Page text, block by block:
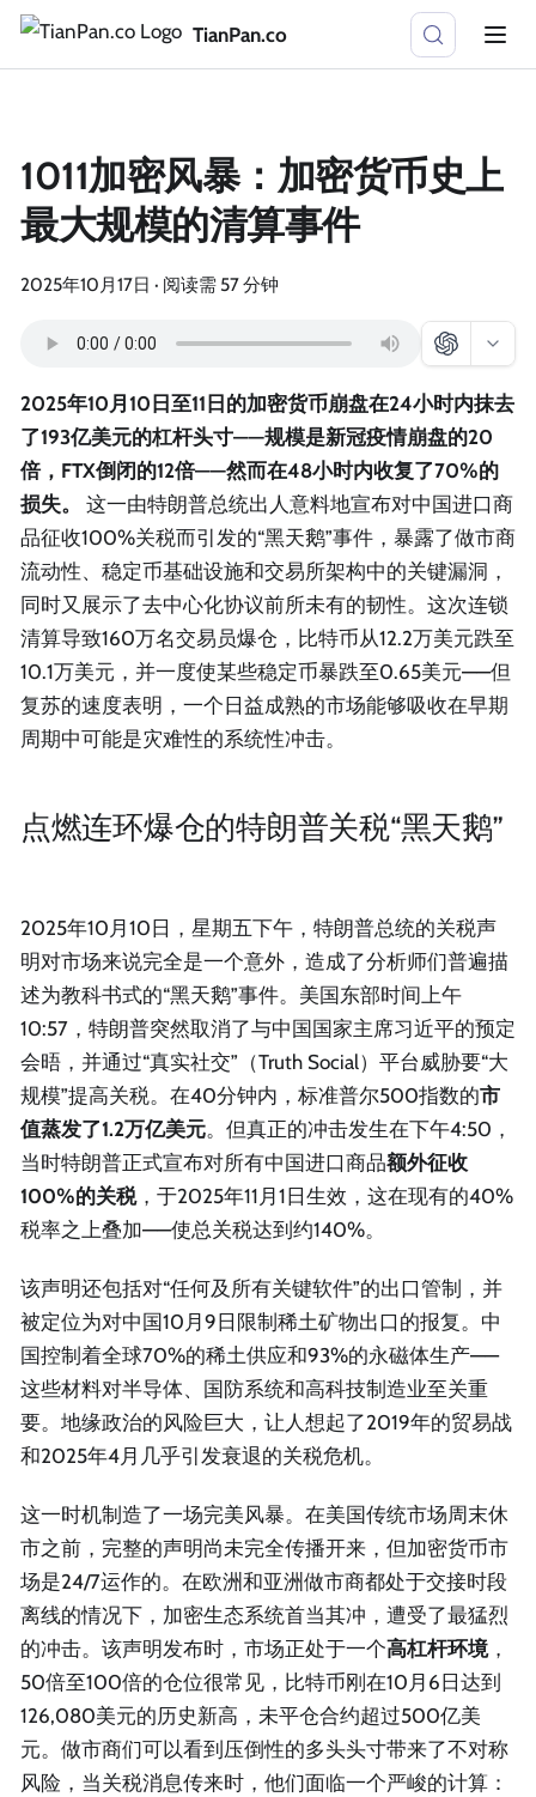
TianPan.co
1011加密风暴：加密货币史上
最大规模的清算事件
2025年10月17日 · 阅读需 57 分钟
2025年10月10日至11日的加密货币崩盘在24小时内抹去
了193亿美元的杠杆头寸——规模是新冠疫情崩盘的20
倍，FTX倒闭的12倍——然而在48小时内收复了70%的
损失。
这一由特朗普总统出人意料地宣布对中国进口商
品征收100%关税而引发的“黑天鹅”事件，暴露了做市商
流动性、稳定币基础设施和交易所架构中的关键漏洞，
同时又展示了去中心化协议前所未有的韧性。这次连锁
清算导致160万名交易员爆仓，比特币从12.2万美元跌至
10.1万美元，并一度使某些稳定币暴跌至0.65美元——但
复苏的速度表明，一个日益成熟的市场能够吸收在早期
周期中可能是灾难性的系统性冲击。
点燃连环爆仓的特朗普关税“黑天鹅”
2025年10月10日，星期五下午，特朗普总统的关税声
明对市场来说完全是一个意外，造成了分析师们普遍描
述为教科书式的“黑天鹅”事件。美国东部时间上午
10:57，特朗普突然取消了与中国国家主席习近平的预定
会晤，并通过“真实社交”（Truth Social）平台威胁要“大
规模”提高关税。在40分钟内，标准普尔500指数的市
值蒸发了1.2万亿美元。但真正的冲击发生在下午4:50，
当时特朗普正式宣布对所有中国进口商品额外征收
100%的关税，于2025年11月1日生效，这在现有的40%
税率之上叠加——使总关税达到约140%。
该声明还包括对“任何及所有关键软件”的出口管制，并
被定位为对中国10月9日限制稀土矿物出口的报复。中
国控制着全球70%的稀土供应和93%的永磁体生产——
这些材料对半导体、国防系统和高科技制造业至关重
要。地缘政治的风险巨大，让人想起了2019年的贸易战
和2025年4月几乎引发衰退的关税危机。
这一时机制造了一场完美风暴。在美国传统市场周末休
市之前，完整的声明尚未完全传播开来，但加密货币市
场是24/7运作的。在欧洲和亚洲做市商都处于交接时段
离线的情况下，加密生态系统首当其冲，遭受了最猛烈
的冲击。该声明发布时，市场正处于一个高杠杆环境，
50倍至100倍的仓位很常见，比特币刚在10月6日达到
126,080美元的历史新高，未平仓合约超过500亿美
元。做市商们可以看到压倒性的多头头寸带来了不对称
风险，当关税消息传来时，他们面临一个严峻的计算：